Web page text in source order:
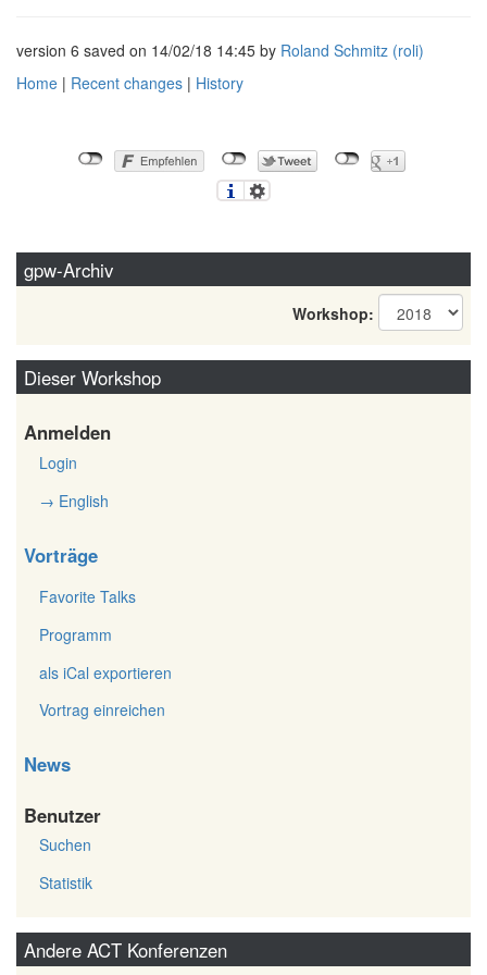
version 6 saved on 14/02/18 14:45 by Roland Schmitz (‎roli‎)
Home | Recent changes | History
gpw-Archiv
Workshop:
Dieser Workshop
Anmelden
Login
→ English
Vorträge
Favorite Talks
Programm
als iCal exportieren
Vortrag einreichen
News
Benutzer
Suchen
Statistik
Andere ACT Konferenzen